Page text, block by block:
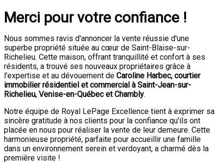
Merci pour votre confiance !
Nous sommes ravis d'annoncer la vente réussie d'une
superbe propriété située au cœur de Saint-Blaise-sur-
Richelieu. Cette maison, offrant tranquillité et confort à ses
résidents, a trouvé ses nouveaux propriétaires grâce à
l'expertise et au dévouement de Caroline Harbec, courtier
immobilier résidentiel et commercial à Saint-Jean-sur-
Richelieu, Venise-en-Québec et Chambly.
Notre équipe de Royal LePage Excellence tient à exprimer sa
sincère gratitude à nos clients pour la confiance qu'ils ont
placée en nous pour réaliser la vente de leur demeure. Cette
harmonieuse propriété, parfaite pour accueillir une famille
dans un environnement serein et verdoyant, a charmé dès la
première visite !